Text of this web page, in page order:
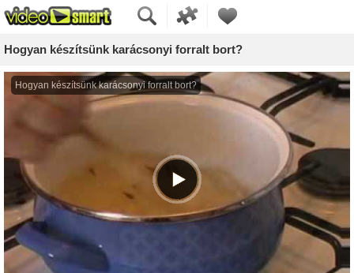
Hogyan készítsünk karácsonyi forralt bort?